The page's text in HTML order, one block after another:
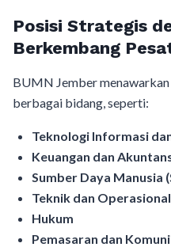
Posisi Strategis
Berkembang
BUMN Jember
berbagai bidang, seperti:
Teknologi Informasi
Keuangan dan
Sumber Daya Manusia
Teknik dan Operasional
Hukum
Pemasaran dan